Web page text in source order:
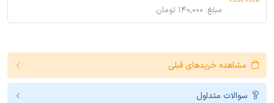
مبلغ: ۱۴۰,۰۰۰ تومان
مشاهده خریدهای قبلی
سوالات متداول